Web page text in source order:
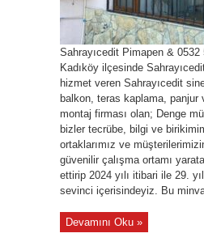
Sahrayıcedit Pimapen & 0532
Kadıköy ilçesinde
hizmet veren Sahrayıcedit
balkon, teras kaplama, panjur
montaj firması olan; Denge
bizler tecrübe, bilgi ve
ortaklarımız ve
güvenilir çalışma ortamı
ettirip 2024 yılı itibari ile 29.
sevinci içerisindeyiz. Bu
Devamını Oku »